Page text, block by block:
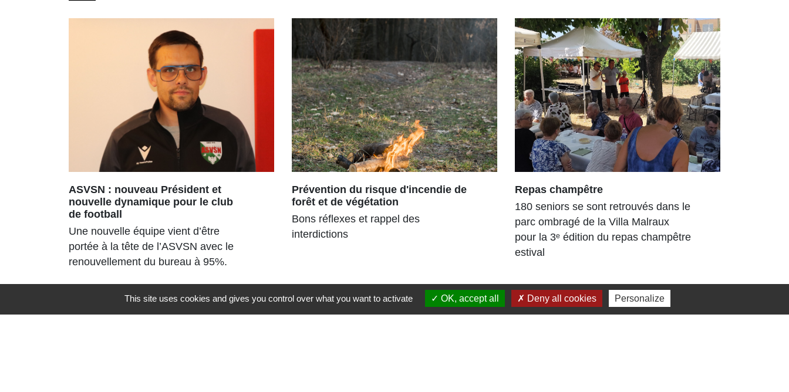
ASVSN : nouveau Président et
nouvelle dynamique pour le club
de football
Une nouvelle équipe vient d’être
portée à la tête de l’ASVSN avec le
renouvellement du bureau à 95%.
Prévention du risque d'incendie de
forêt et de végétation
Bons réflexes et rappel des
interdictions
Repas champêtre
180 seniors se sont retrouvés dans le
parc ombragé de la Villa Malraux
pour la 3ᵉ édition du repas champêtre
estival
This site uses cookies and gives you control over what you want to activate OK, accept all Deny all cookies Personalize